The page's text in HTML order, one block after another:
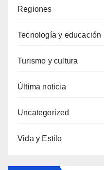
Regiones
Tecnología y educación
Turismo y cultura
Última noticia
Uncategorized
Vida y Estilo